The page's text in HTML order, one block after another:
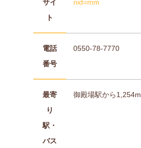
サイ
ト
nid=mm
電話
番号
0550-78-7770
最寄
り
駅・
バス
御殿場駅から1,254m